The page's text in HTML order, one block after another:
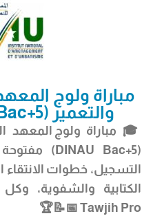
مباراة ولوج
والتعمير (Bac+5) 2026 – 2027
🎓 مباراة ولوج المعهد
(DINAU Bac+5)
التسجيل، خطوات الانتقاء
الكتابية والشفوية،
Tawjih Pro 📅📝🏆